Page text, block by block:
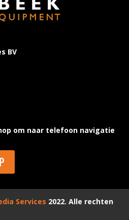
BV
om naar telefoon navigatie
Services 2022. Alle rechten